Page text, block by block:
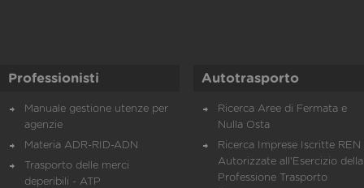
Professionisti
Manuale gestione utenze per
agenzie
Materia ADR-RID-ADN
Trasporto delle merci
deperibili - ATP
Autotrasporto
Ricerca Aree di Fermata e
Nulla Osta
Ricerca Imprese Iscritte REN
Autorizzate all'Esercizio della
Professione Trasporto